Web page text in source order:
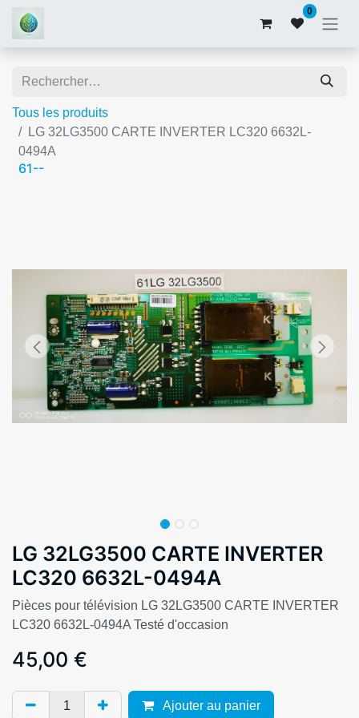
0
Tous les produits
LG 32LG3500 CARTE INVERTER LC320 6632L-
0494A
61--
LG 32LG3500 CARTE INVERTER
LC320 6632L-0494A
Pièces pour télévision LG 32LG3500 CARTE INVERTER
LC320 6632L-0494A Testé d'occasion
45,00 €
Ajouter au panier